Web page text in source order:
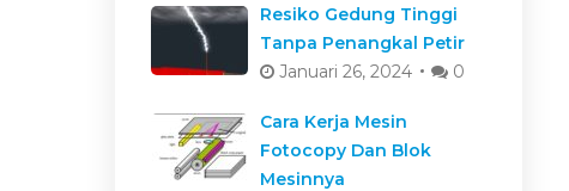
Resiko Gedung Tinggi
Tanpa Penangkal Petir
Januari 26, 2024
0
Cara Kerja Mesin
Fotocopy Dan Blok
Mesinnya